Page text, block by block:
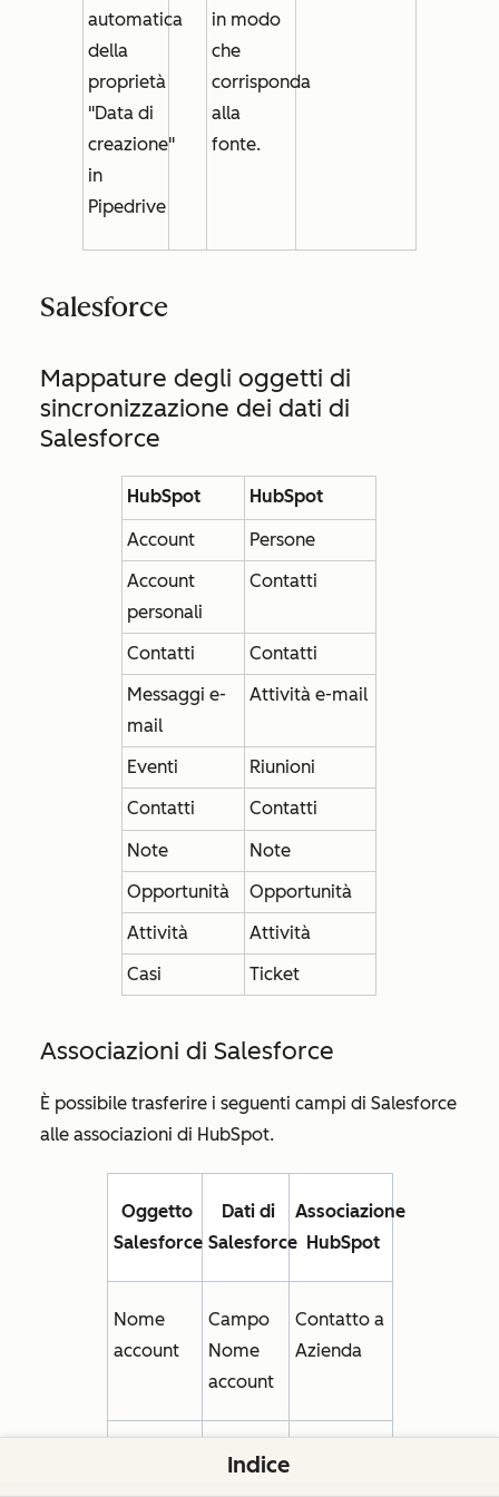
automatica
della
proprietà
"Data di
creazione"
in
Pipedrive
in modo
che
corrisponda
alla
fonte.
Salesforce
Mappature degli oggetti di
sincronizzazione dei dati di
Salesforce
HubSpot HubSpot
Account
Persone
Account
personali
Contatti
Contatti
Contatti
Messaggi e-
mail
Attività e-mail
Eventi
Riunioni
Contatti
Contatti
Note
Note
Opportunità
Opportunità
Attività
Attività
Casi
Ticket
Associazioni di Salesforce
È possibile trasferire i seguenti campi di Salesforce
alle associazioni di HubSpot.
Oggetto
Salesforce
Dati di
Salesforce
Associazione
HubSpot
Nome
account
Campo
Nome
account
Contatto a
Azienda
Campo
Indice